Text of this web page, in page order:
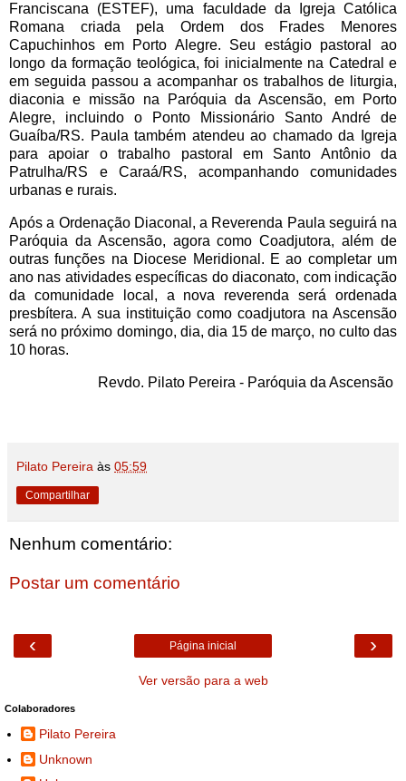
Franciscana (ESTEF), uma faculdade da Igreja Católica
Romana criada pela Ordem dos Frades Menores
Capuchinhos em Porto Alegre. Seu estágio pastoral ao
longo da formação teológica, foi inicialmente na Catedral e
em seguida passou a acompanhar os trabalhos de liturgia,
diaconia e missão na Paróquia da Ascensão, em Porto
Alegre, incluindo o Ponto Missionário Santo André de
Guaíba/RS. Paula também atendeu ao chamado da Igreja
para apoiar o trabalho pastoral em Santo Antônio da
Patrulha/RS e Caraá/RS, acompanhando comunidades
urbanas e rurais.
Após a Ordenação Diaconal, a Reverenda Paula seguirá na
Paróquia da Ascensão, agora como Coadjutora, além de
outras funções na Diocese Meridional. E ao completar um
ano nas atividades específicas do diaconato, com indicação
da comunidade local, a nova reverenda será ordenada
presbítera. A sua instituição como coadjutora na Ascensão
será no próximo domingo, dia, dia 15 de março, no culto das
10 horas.
Revdo. Pilato Pereira - Paróquia da Ascensão
Pilato Pereira às 05:59
Compartilhar
Nenhum comentário:
Postar um comentário
‹ ›
Página inicial
Ver versão para a web
Colaboradores
Pilato Pereira
Unknown